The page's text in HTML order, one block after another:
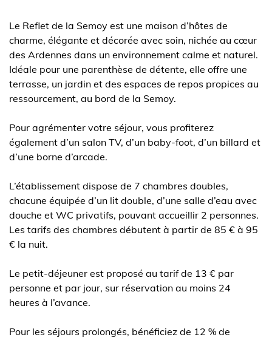
Le Reflet de la Semoy est une maison d’hôtes de
charme, élégante et décorée avec soin, nichée au cœur
des Ardennes dans un environnement calme et naturel.
Idéale pour une parenthèse de détente, elle offre une
terrasse, un jardin et des espaces de repos propices au
ressourcement, au bord de la Semoy.
Pour agrémenter votre séjour, vous profiterez
également d’un salon TV, d’un baby-foot, d’un billard et
d’une borne d’arcade.
L’établissement dispose de 7 chambres doubles,
chacune équipée d’un lit double, d’une salle d’eau avec
douche et WC privatifs, pouvant accueillir 2 personnes.
Les tarifs des chambres débutent à partir de 85 € à 95
€ la nuit.
Le petit-déjeuner est proposé au tarif de 13 € par
personne et par jour, sur réservation au moins 24
heures à l’avance.
Pour les séjours prolongés, bénéficiez de 12 % de